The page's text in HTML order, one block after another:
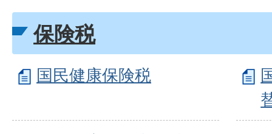
保険税
国民健康保険税